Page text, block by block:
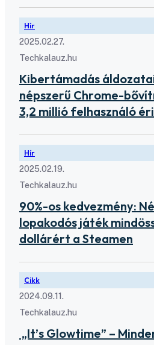
Hír
2025.02.27.
Techkalauz.hu
Kibertámadás
népszerű Chrome-
3,2 millió felhasználó
Hír
2025.02.19.
Techkalauz.hu
90%-os kedvezmény:
lopakodós játék
dollárért a Steamen
Cikk
2024.09.11.
Techkalauz.hu
„It’s Glowtime” –